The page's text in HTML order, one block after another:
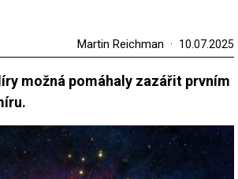
Martin Reichman 10.07.2025
možná pomáhaly zazářit prvním